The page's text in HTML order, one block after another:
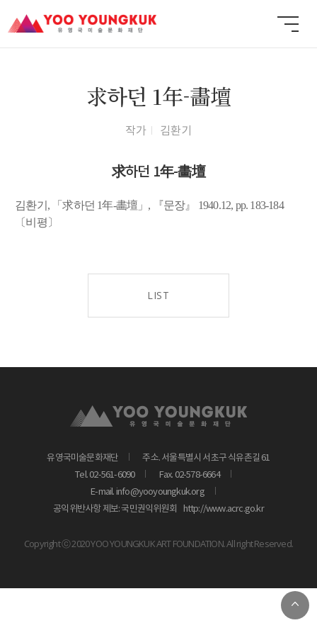
求하던 1年-畵壇
작가 김환기
求하던 1年-畵壇
김환기, 「求하던 1年-畵壇」, 『문장』 1940.12, pp. 183-184
〔비평〕
LIST
유영국미술문화재단
주소. 서울특별시 서초구 식유촌길 61
Tel. 02-561-6090
Fax. 02-578-6664
E-mail. info@yooyoungkuk.org
공익위반사항 제보: 국민권익위원회
http://www.acrc.go.kr
Copyright ⓒ 2020 YOO YOUNGKUK ART FOUNDATION. All right Reserved.